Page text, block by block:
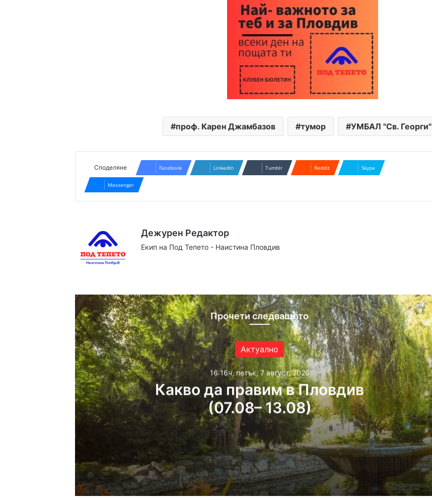
проф. Карен Джамбазов тумор УМБАЛ "Св. Георги"
Споделяне Facebook LinkedIn Tumblr Reddit Skype
Messenger
Дежурен Редактор
Екип на Под Тепето - Наистина Пловдив
Прочети следващото
Актуално
16:16ч, петък, 7 август, 2026
Какво да правим в Пловдив
(07.08– 13.08)
16:16ч, петък, 7 август, 2026
Какво да правим в Пловдив (07.08– 13.08)